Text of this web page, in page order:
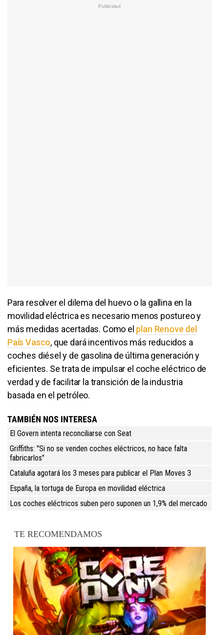
Para resolver el dilema del huevo o la gallina en la
movilidad eléctrica es necesario menos postureo y
más medidas acertadas. Como el plan Renove del
País Vasco, que dará incentivos más reducidos a
coches diésel y de gasolina de última generación y
eficientes. Se trata de impulsar el coche eléctrico de
verdad y de facilitar la transición de la industria
basada en el petróleo.
TAMBIÉN NOS INTERESA
El Govern intenta reconciliarse con Seat
Griffiths: "Si no se venden coches eléctricos, no hace falta
fabricarlos"
Cataluña agotará los 3 meses para publicar el Plan Moves 3
España, la tortuga de Europa en movilidad eléctrica
Los coches eléctricos suben pero suponen un 1,9% del mercado
TE RECOMENDAMOS